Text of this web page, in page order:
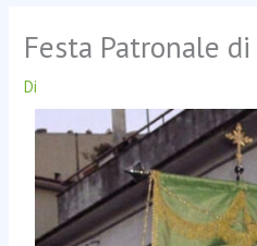
Festa Patronale di
Di